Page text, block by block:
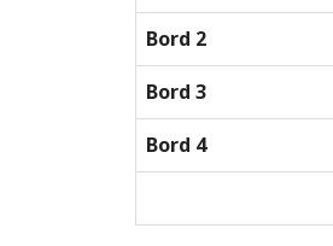
Bord 2
Bord 3
Bord 4